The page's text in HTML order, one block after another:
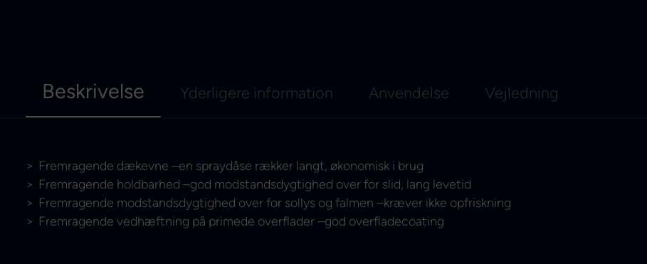
Beskrivelse Yderligere information Anvendelse Vejledning
Fremragende dækevne –en spraydåse rækker langt, økonomisk i brug
Fremragende holdbarhed –god modstandsdygtighed over for slid, lang levetid
Fremragende modstandsdygtighed over for sollys og falmen –kræver ikke opfriskning
Fremragende vedhæftning på primede overflader –god overfladecoating